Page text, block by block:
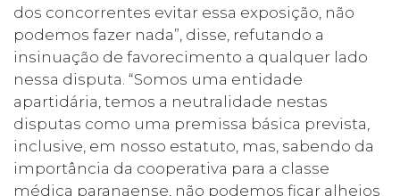
dos concorrentes evitar essa exposição, não
podemos fazer nada”, disse, refutando a
insinuação de favorecimento a qualquer lado
nessa disputa. “Somos uma entidade
apartidária, temos a neutralidade nestas
disputas como uma premissa básica prevista,
inclusive, em nosso estatuto, mas, sabendo da
importância da cooperativa para a classe
médica paranaense, não podemos ficar alheios